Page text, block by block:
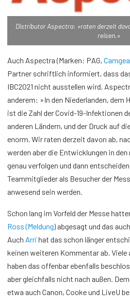
Distributor Aspectra: »raten derzeit
reisen.«
Auch Aspectra (Marken: PAG,
Partner schriftlich informiert, dass
IBC2021 nicht ausstellen wird.
anderem: »In den Niederlanden, dem
ist die Zahl der Covid-19-Infektionen
anderen Ländern, und der Druck auf
enorm. Wir raten derzeit davon ab,
werden aber die Entwicklungen in
genau verfolgen und dann
Teammitglieder als Besucher der
anwesend sein werden.
Schon lang im Vorfeld der Messe
Ross (Meldung) abgesagt und das
Auch Arri hat das schon länger
keinen weiteren Kommentar ab. Viele
haben das offenbar ebenfalls
aber gleichfalls nicht nach außen.
etwa auch Canon, Cooke und LiveU